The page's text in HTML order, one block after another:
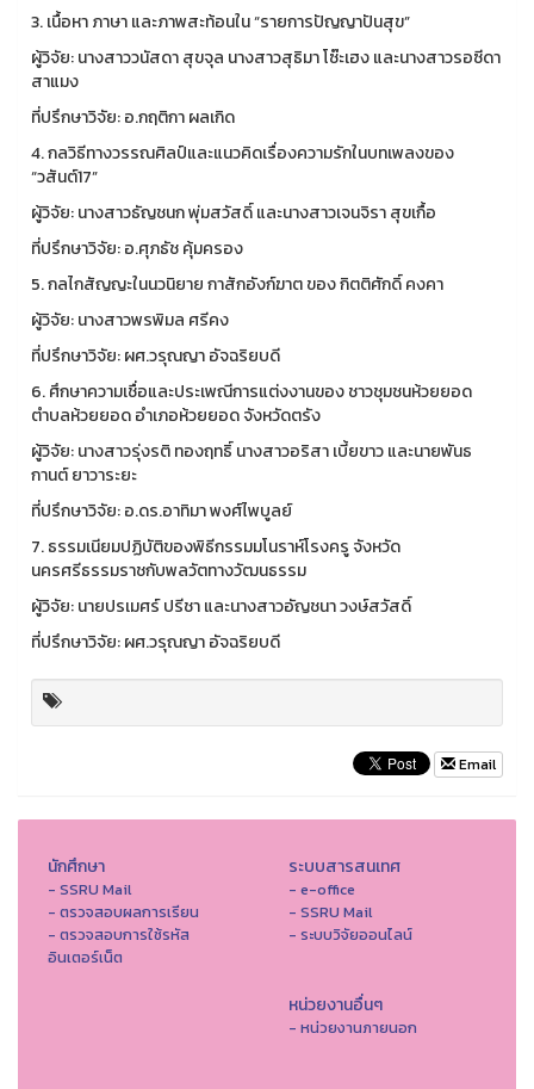
3. เนื้อหา ภาษา และภาพสะท้อนใน “รายการปัญญาปันสุข”
ผู้วิจัย: นางสาววนัสดา สุขจุล นางสาวสุธิมา โซ๊ะเฮง และนางสาวรอซีดา
สาแมง
ที่ปรึกษาวิจัย: อ.กฤติกา ผลเกิด
4. กลวิธีทางวรรณศิลป์และแนวคิดเรื่องความรักในบทเพลงของ
“วสันต์17”
ผู้วิจัย: นางสาวธัญชนก พุ่มสวัสดิ์ และนางสาวเจนจิรา สุขเกื้อ
ที่ปรึกษาวิจัย: อ.ศุภธัช คุ้มครอง
5. กลไกสัญญะในนวนิยาย กาสักอังก์ฆาต ของ กิตติศักดิ์ คงคา
ผู้วิจัย: นางสาวพรพิมล ศรีคง
ที่ปรึกษาวิจัย: ผศ.วรุณญา อัจฉริยบดี
6. ศึกษาความเชื่อและประเพณีการแต่งงานของ ชาวชุมชนห้วยยอด
ตำบลห้วยยอด อำเภอห้วยยอด จังหวัดตรัง
ผู้วิจัย: นางสาวรุ่งรติ ทองฤทธิ์ นางสาวอริสา เบี้ยขาว และนายพันธ
กานต์ ยาวาระยะ
ที่ปรึกษาวิจัย: อ.ดร.อาทิมา พงศ์ไพบูลย์
7. ธรรมเนียมปฏิบัติของพิธีกรรมมโนราห์โรงครู จังหวัด
นครศรีธรรมราชกับพลวัตทางวัฒนธรรม
ผู้วิจัย: นายปรเมศร์ ปรีชา และนางสาวอัญชนา วงษ์สวัสดิ์
ที่ปรึกษาวิจัย: ผศ.วรุณญา อัจฉริยบดี
Email
นักศึกษา
- SSRU Mail
- ตรวจสอบผลการเรียน
- ตรวจสอบการใช้รหัส
อินเตอร์เน็ต
ระบบสารสนเทศ
- e-office
- SSRU Mail
- ระบบวิจัยออนไลน์
หน่วยงานอื่นๆ
- หน่วยงานภายนอก